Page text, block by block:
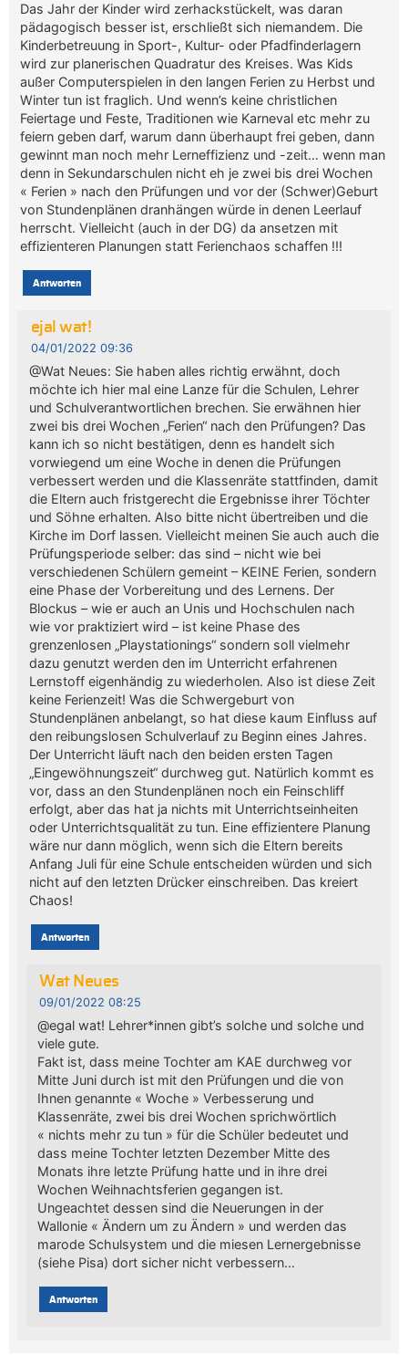
Das Jahr der Kinder wird zerhackstückelt, was daran
pädagogisch besser ist, erschließt sich niemandem. Die
Kinderbetreuung in Sport-, Kultur- oder Pfadfinderlagern
wird zur planerischen Quadratur des Kreises. Was Kids
außer Computerspielen in den langen Ferien zu Herbst und
Winter tun ist fraglich. Und wenn’s keine christlichen
Feiertage und Feste, Traditionen wie Karneval etc mehr zu
feiern geben darf, warum dann überhaupt frei geben, dann
gewinnt man noch mehr Lerneffizienz und -zeit… wenn man
denn in Sekundarschulen nicht eh je zwei bis drei Wochen
« Ferien » nach den Prüfungen und vor der (Schwer)Geburt
von Stundenplänen dranhängen würde in denen Leerlauf
herrscht. Vielleicht (auch in der DG) da ansetzen mit
effizienteren Planungen statt Ferienchaos schaffen !!!
Antworten
ejal wat!
04/01/2022 09:36
@Wat Neues: Sie haben alles richtig erwähnt, doch
möchte ich hier mal eine Lanze für die Schulen, Lehrer
und Schulverantwortlichen brechen. Sie erwähnen hier
zwei bis drei Wochen „Ferien“ nach den Prüfungen? Das
kann ich so nicht bestätigen, denn es handelt sich
vorwiegend um eine Woche in denen die Prüfungen
verbessert werden und die Klassenräte stattfinden, damit
die Eltern auch fristgerecht die Ergebnisse ihrer Töchter
und Söhne erhalten. Also bitte nicht übertreiben und die
Kirche im Dorf lassen. Vielleicht meinen Sie auch auch die
Prüfungsperiode selber: das sind – nicht wie bei
verschiedenen Schülern gemeint – KEINE Ferien, sondern
eine Phase der Vorbereitung und des Lernens. Der
Blockus – wie er auch an Unis und Hochschulen nach
wie vor praktiziert wird – ist keine Phase des
grenzenlosen „Playstationings“ sondern soll vielmehr
dazu genutzt werden den im Unterricht erfahrenen
Lernstoff eigenhändig zu wiederholen. Also ist diese Zeit
keine Ferienzeit! Was die Schwergeburt von
Stundenplänen anbelangt, so hat diese kaum Einfluss auf
den reibungslosen Schulverlauf zu Beginn eines Jahres.
Der Unterricht läuft nach den beiden ersten Tagen
„Eingewöhnungszeit“ durchweg gut. Natürlich kommt es
vor, dass an den Stundenplänen noch ein Feinschliff
erfolgt, aber das hat ja nichts mit Unterrichtseinheiten
oder Unterrichtsqualität zu tun. Eine effizientere Planung
wäre nur dann möglich, wenn sich die Eltern bereits
Anfang Juli für eine Schule entscheiden würden und sich
nicht auf den letzten Drücker einschreiben. Das kreiert
Chaos!
Antworten
Wat Neues
09/01/2022 08:25
@egal wat! Lehrer*innen gibt’s solche und solche und
viele gute.
Fakt ist, dass meine Tochter am KAE durchweg vor
Mitte Juni durch ist mit den Prüfungen und die von
Ihnen genannte « Woche » Verbesserung und
Klassenräte, zwei bis drei Wochen sprichwörtlich
« nichts mehr zu tun » für die Schüler bedeutet und
dass meine Tochter letzten Dezember Mitte des
Monats ihre letzte Prüfung hatte und in ihre drei
Wochen Weihnachtsferien gegangen ist.
Ungeachtet dessen sind die Neuerungen in der
Wallonie « Ändern um zu Ändern » und werden das
marode Schulsystem und die miesen Lernergebnisse
(siehe Pisa) dort sicher nicht verbessern…
Antworten